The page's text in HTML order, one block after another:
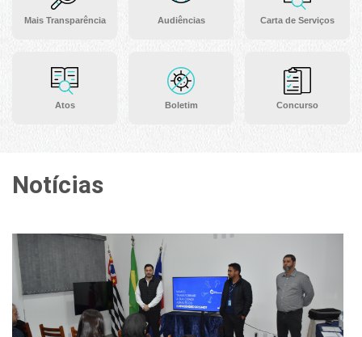
Mais Transparência
Atos
Audiências
Boletim
Carta de Serviços
Concurso
Notícias